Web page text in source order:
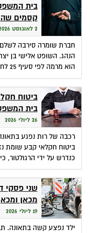
בית
קסמים
2 לאוגוסט 2026
חברת שומרה סירבה
הנהג. השופט אלישי בן
הוא מרמה לפי סעיף 25 לחוק חוזה הביטוח.
ביטוח
בית
26 ליולי 2026
רכבה של רות נפגע
ביטוח חקלאי קבע שומת
כנדרש על ידי הרגולטור,
שני פסקי
מכאן
19 ליולי 2026
ילד נפצע קשה בתאונה.